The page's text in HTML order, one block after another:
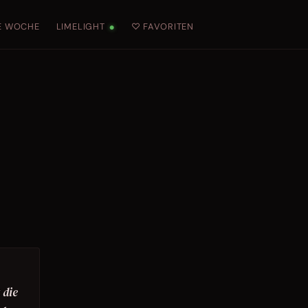
WOCHE LIMELIGHT ● ♡ FAVORITEN